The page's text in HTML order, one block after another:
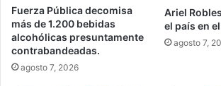
Taylor
(Turrialba)
Fuerza Pública decomisa
más de 1.200 bebidas
alcohólicas presuntamente
contrabandeadas.
agosto 7, 2026
Ariel
el país en
agosto 7,